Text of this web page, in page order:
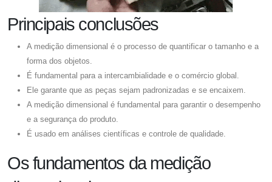
Principais conclusões
A medição dimensional é o processo de quantificar o tamanho e a
forma dos objetos.
É fundamental para a intercambialidade e o comércio global.
Ele garante que as peças sejam padronizadas e se encaixem.
A medição dimensional é fundamental para garantir o desempenho
e a segurança do produto.
É usado em análises científicas e controle de qualidade.
Os fundamentos da medição